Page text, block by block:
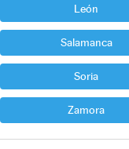
León
Salamanca
Soria
Zamora